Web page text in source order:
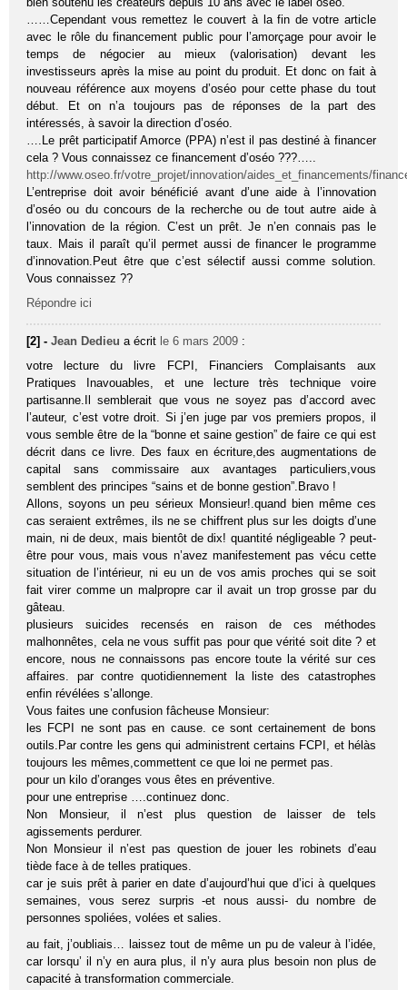
……Cependant vous remettez le couvert à la fin de votre article
avec le rôle du financement public pour l’amorçage pour avoir le
temps de négocier au mieux (valorisation) devant les
investisseurs après la mise au point du produit. Et donc on fait à
nouveau référence aux moyens d’oséo pour cette phase du tout
début. Et on n’a toujours pas de réponses de la part des
intéressés, à savoir la direction d’oséo.
….Le prêt participatif Amorce (PPA) n’est il pas destiné à financer
cela ? Vous connaissez ce financement d’oséo ???…..
http://www.oseo.fr/votre_projet/innovation/aides_et_financements/
L’entreprise doit avoir bénéficié avant d’une aide à l’innovation
d’oséo ou du concours de la recherche ou de tout autre aide à
l’innovation de la région. C’est un prêt. Je n’en connais pas le
taux. Mais il paraît qu’il permet aussi de financer le programme
d’innovation.Peut être que c’est sélectif aussi comme solution.
Vous connaissez ??
Répondre ici
[2] -Jean Dedieu a écrit le 6 mars 2009 :
votre lecture du livre FCPI, Financiers Complaisants aux
Pratiques Inavouables, et une lecture très technique voire
partisanne.Il semblerait que vous ne soyez pas d’accord avec
l’auteur, c’est votre droit. Si j’en juge par vos premiers propos, il
vous semble être de la “bonne et saine gestion” de faire ce qui est
décrit dans ce livre. Des faux en écriture,des augmentations de
capital sans commissaire aux avantages particuliers,vous
semblent des principes “sains et de bonne gestion”.Bravo !
Allons, soyons un peu sérieux Monsieur!.quand bien même ces
cas seraient extrêmes, ils ne se chiffrent plus sur les doigts d’une
main, ni de deux, mais bientôt de dix! quantité négligeable ? peut-
être pour vous, mais vous n’avez manifestement pas vécu cette
situation de l’intérieur, ni eu un de vos amis proches qui se soit
fait virer comme un malpropre car il avait un trop grosse par du
gâteau.
plusieurs suicides recensés en raison de ces méthodes
malhonnêtes, cela ne vous suffit pas pour que vérité soit dite ? et
encore, nous ne connaissons pas encore toute la vérité sur ces
affaires. par contre quotidiennement la liste des catastrophes
enfin révélées s’allonge.
Vous faites une confusion fâcheuse Monsieur:
les FCPI ne sont pas en cause. ce sont certainement de bons
outils.Par contre les gens qui administrent certains FCPI, et hélàs
toujours les mêmes,commettent ce que loi ne permet pas.
pour un kilo d’oranges vous êtes en préventive.
pour une entreprise ….continuez donc.
Non Monsieur, il n’est plus question de laisser de tels
agissements perdurer.
Non Monsieur il n’est pas question de jouer les robinets d’eau
tiède face à de telles pratiques.
car je suis prêt à parier en date d’aujourd’hui que d’ici à quelques
semaines, vous serez surpris -et nous aussi- du nombre de
personnes spoliées, volées et salies.
au fait, j’oubliais… laissez tout de même un pu de valeur à l’idée,
car lorsqu’ il n’y en aura plus, il n’y aura plus besoin non plus de
capacité à transformation commerciale.